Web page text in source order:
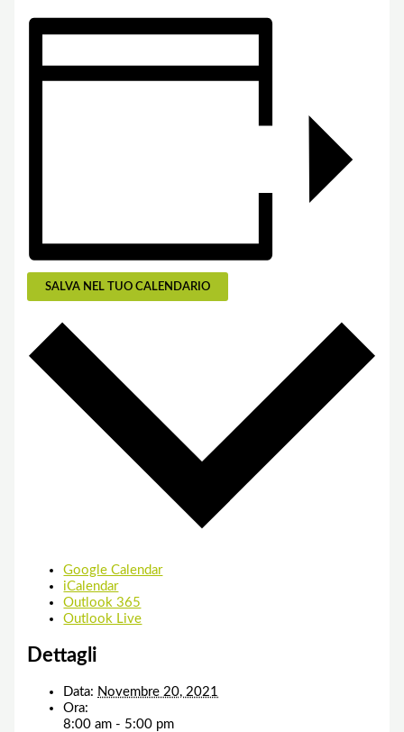
SALVA NEL TUO CALENDARIO
Google Calendar
iCalendar
Outlook 365
Outlook Live
Dettagli
Data: Novembre 20, 2021
Ora:
8:00 am - 5:00 pm